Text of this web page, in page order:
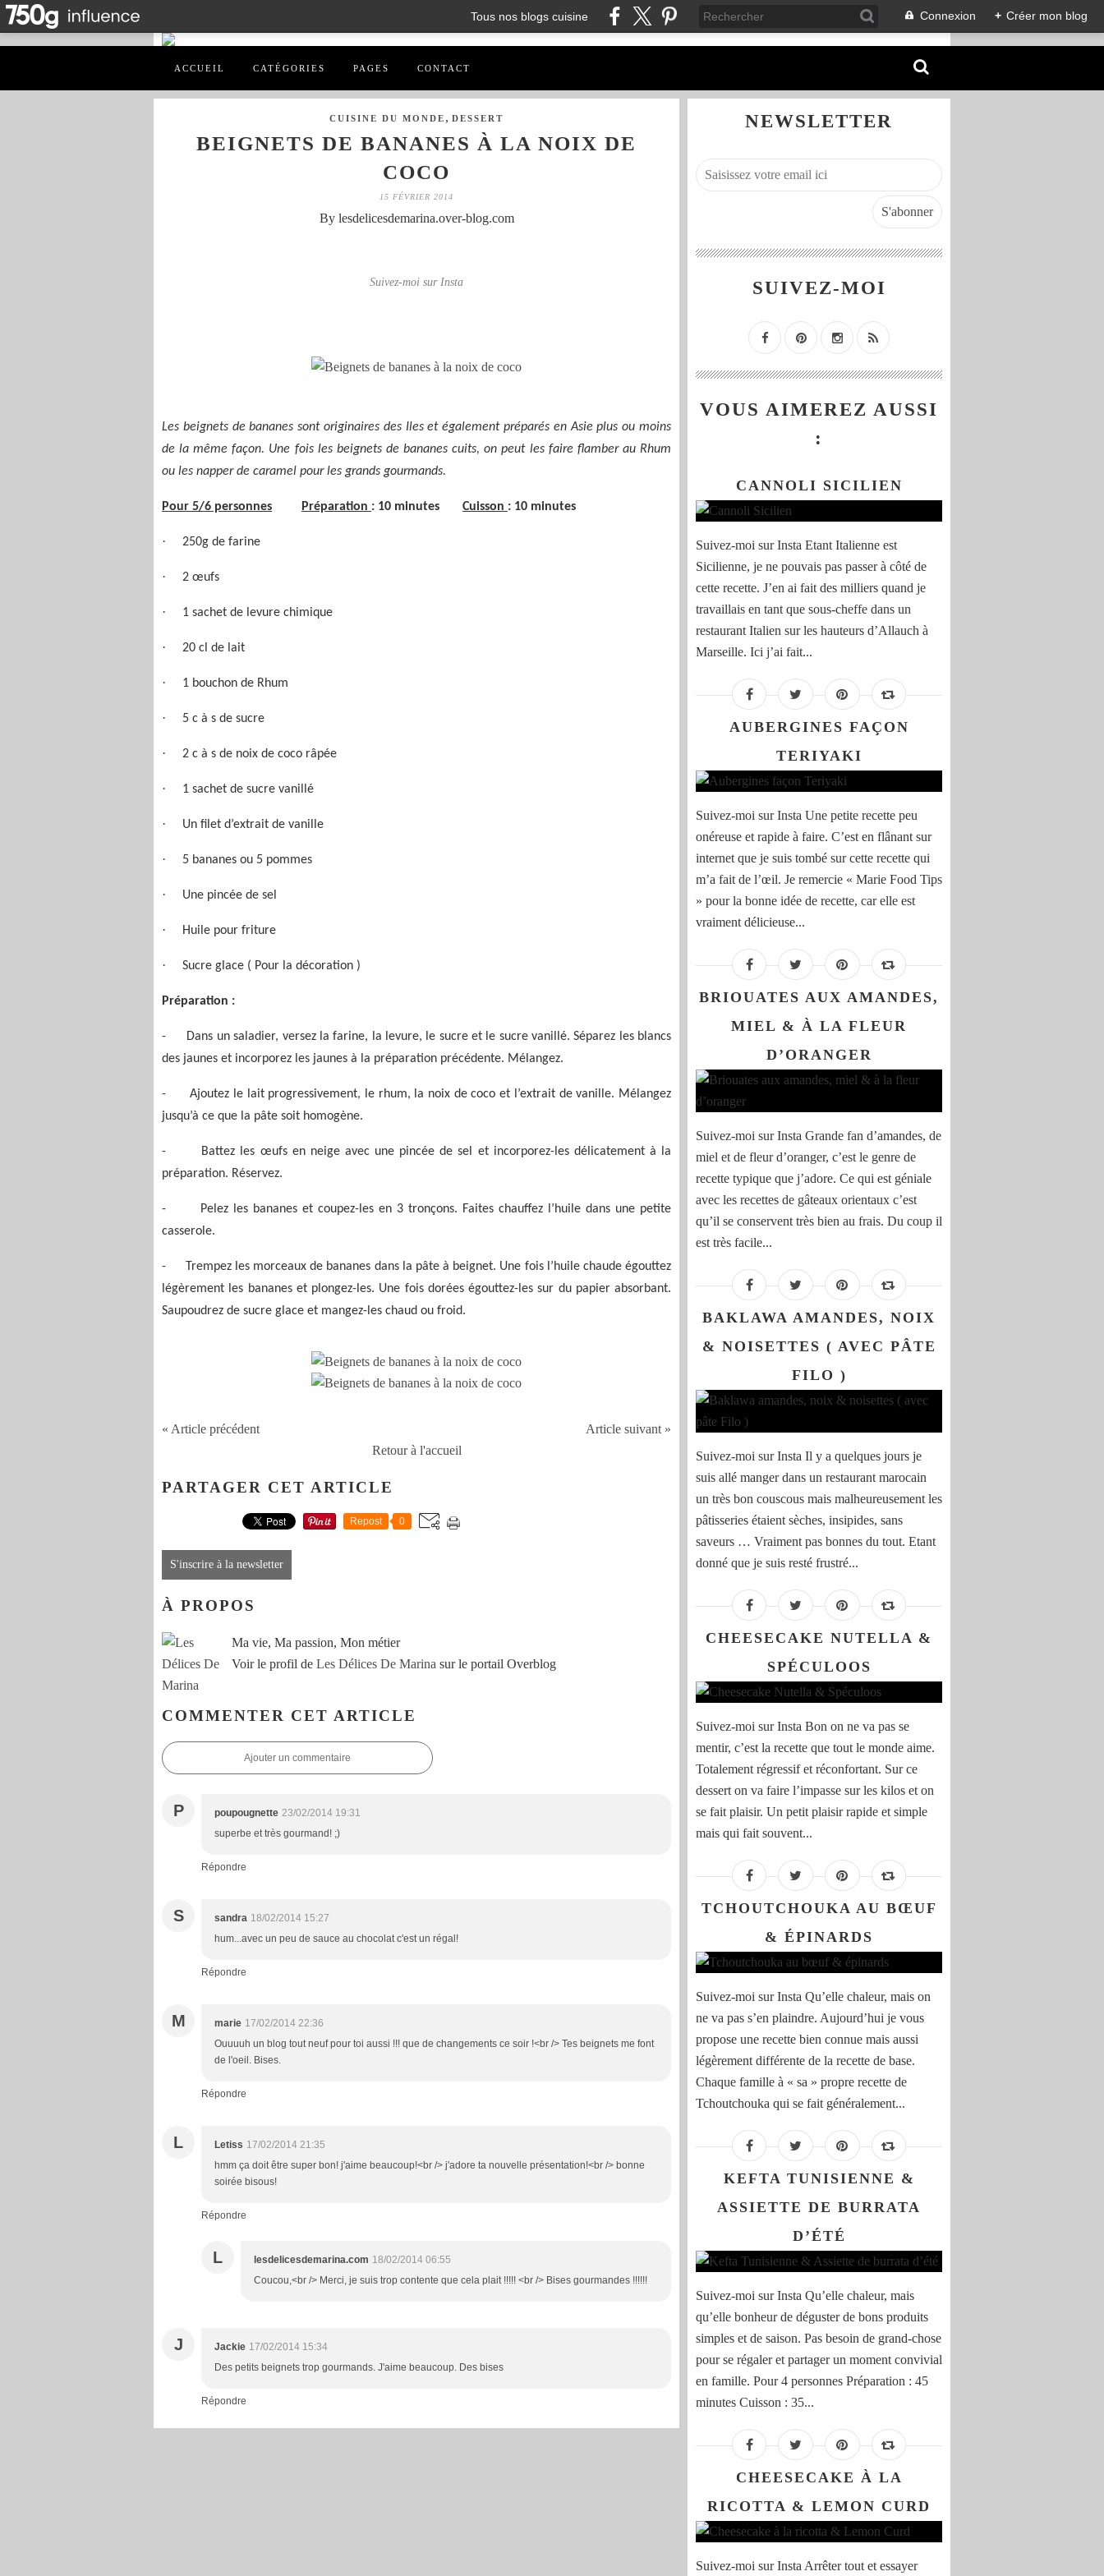
Tous nos blogs cuisine Connexion + Créer mon blog
ACCUEIL CATÉGORIES PAGES CONTACT
CUISINE DU MONDE , DESSERT
BEIGNETS DE BANANES À LA NOIX DE
COCO
15 FÉVRIER 2014
By lesdelicesdemarina.over-blog.com
Suivez-moi sur Insta
Les beignets de bananes sont originaires des Iles et également préparés en Asie plus ou moins
de la même façon. Une fois les beignets de bananes cuits, on peut les faire flamber au Rhum
ou les napper de caramel pour les grands gourmands.
Pour 5/6 personnes Préparation : 10 minutes Cuisson : 10 minutes
· 250g de farine
· 2 œufs
· 1 sachet de levure chimique
· 20 cl de lait
· 1 bouchon de Rhum
· 5 c à s de sucre
· 2 c à s de noix de coco râpée
· 1 sachet de sucre vanillé
· Un filet d’extrait de vanille
· 5 bananes ou 5 pommes
· Une pincée de sel
· Huile pour friture
· Sucre glace ( Pour la décoration )
Préparation :
-
Dans un saladier, versez la farine, la levure, le sucre et le sucre vanillé. Séparez les blancs
des jaunes et incorporez les jaunes à la préparation précédente. Mélangez.
-
Ajoutez le lait progressivement, le rhum, la noix de coco et l’extrait de vanille. Mélangez
jusqu’à ce que la pâte soit homogène.
-
Battez les œufs en neige avec une pincée de sel et incorporez-les délicatement à la
préparation. Réservez.
-
Pelez les bananes et coupez-les en 3 tronçons. Faites chauffez l’huile dans une petite
casserole.
-
Trempez les morceaux de bananes dans la pâte à beignet. Une fois l’huile chaude égouttez
légèrement les bananes et plongez-les. Une fois dorées égouttez-les sur du papier absorbant.
Saupoudrez de sucre glace et mangez-les chaud ou froid.
« Article précédent
Article suivant »
Retour à l'accueil
PARTAGER CET ARTICLE
Repost 0
S'inscrire à la newsletter
À PROPOS
Ma vie, Ma passion, Mon métier
Voir le profil de Les Délices De Marina sur le portail Overblog
COMMENTER CET ARTICLE
Ajouter un commentaire
P poupougnette 23/02/2014 19:31
superbe et très gourmand! ;)
Répondre
S sandra 18/02/2014 15:27
hum...avec un peu de sauce au chocolat c'est un régal!
Répondre
M marie 17/02/2014 22:36
Ouuuuh un blog tout neuf pour toi aussi !!! que de changements ce soir !<br /> Tes beignets me font
de l'oeil. Bises.
Répondre
L Letiss 17/02/2014 21:35
hmm ça doit être super bon! j'aime beaucoup!<br /> j'adore ta nouvelle présentation!<br /> bonne
soirée bisous!
Répondre
L lesdelicesdemarina.com 18/02/2014 06:55
Coucou,<br /> Merci, je suis trop contente que cela plait !!!!! <br /> Bises gourmandes !!!!!!
J Jackie 17/02/2014 15:34
Des petits beignets trop gourmands. J'aime beaucoup. Des bises
Répondre
NEWSLETTER
SUIVEZ-MOI
VOUS AIMEREZ AUSSI
:
CANNOLI SICILIEN
Suivez-moi sur Insta Etant Italienne est
Sicilienne, je ne pouvais pas passer à côté de
cette recette. J’en ai fait des milliers quand je
travaillais en tant que sous-cheffe dans un
restaurant Italien sur les hauteurs d’Allauch à
Marseille. Ici j’ai fait...
AUBERGINES FAÇON
TERIYAKI
Suivez-moi sur Insta Une petite recette peu
onéreuse et rapide à faire. C’est en flânant sur
internet que je suis tombé sur cette recette qui
m’a fait de l’œil. Je remercie « Marie Food Tips
» pour la bonne idée de recette, car elle est
vraiment délicieuse...
BRIOUATES AUX AMANDES,
MIEL & À LA FLEUR
D’ORANGER
Suivez-moi sur Insta Grande fan d’amandes, de
miel et de fleur d’oranger, c’est le genre de
recette typique que j’adore. Ce qui est géniale
avec les recettes de gâteaux orientaux c’est
qu’il se conservent très bien au frais. Du coup il
est très facile...
BAKLAWA AMANDES, NOIX
& NOISETTES ( AVEC PÂTE
FILO )
Suivez-moi sur Insta Il y a quelques jours je
suis allé manger dans un restaurant marocain
un très bon couscous mais malheureusement les
pâtisseries étaient sèches, insipides, sans
saveurs … Vraiment pas bonnes du tout. Etant
donné que je suis resté frustré...
CHEESECAKE NUTELLA &
SPÉCULOOS
Suivez-moi sur Insta Bon on ne va pas se
mentir, c’est la recette que tout le monde aime.
Totalement régressif et réconfortant. Sur ce
dessert on va faire l’impasse sur les kilos et on
se fait plaisir. Un petit plaisir rapide et simple
mais qui fait souvent...
TCHOUTCHOUKA AU BŒUF
& ÉPINARDS
Suivez-moi sur Insta Qu’elle chaleur, mais on
ne va pas s’en plaindre. Aujourd’hui je vous
propose une recette bien connue mais aussi
légèrement différente de la recette de base.
Chaque famille à « sa » propre recette de
Tchoutchouka qui se fait généralement...
KEFTA TUNISIENNE &
ASSIETTE DE BURRATA
D’ÉTÉ
Suivez-moi sur Insta Qu’elle chaleur, mais
qu’elle bonheur de déguster de bons produits
simples et de saison. Pas besoin de grand-chose
pour se régaler et partager un moment convivial
en famille. Pour 4 personnes Préparation : 45
minutes Cuisson : 35...
CHEESECAKE À LA
RICOTTA & LEMON CURD
Suivez-moi sur Insta Arrêter tout et essayer